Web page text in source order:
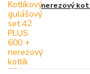
nerezový